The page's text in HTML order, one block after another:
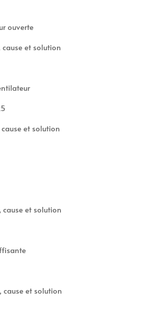
ouverte
cause et solution
cause et solution
cause et solution
cause et solution